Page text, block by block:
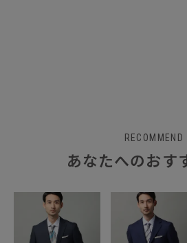
RECOMMEND
あなたへのおす